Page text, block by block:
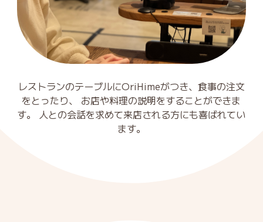
レストランのテーブルにOriHimeがつき、食事の注文
をとったり、
お店や料理の説明をすることができま
す。
人との会話を求めて来店される方にも喜ばれてい
ます。